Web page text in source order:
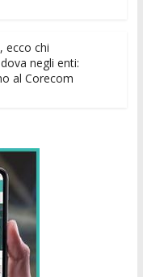
ecco chi
negli enti:
al Corecom